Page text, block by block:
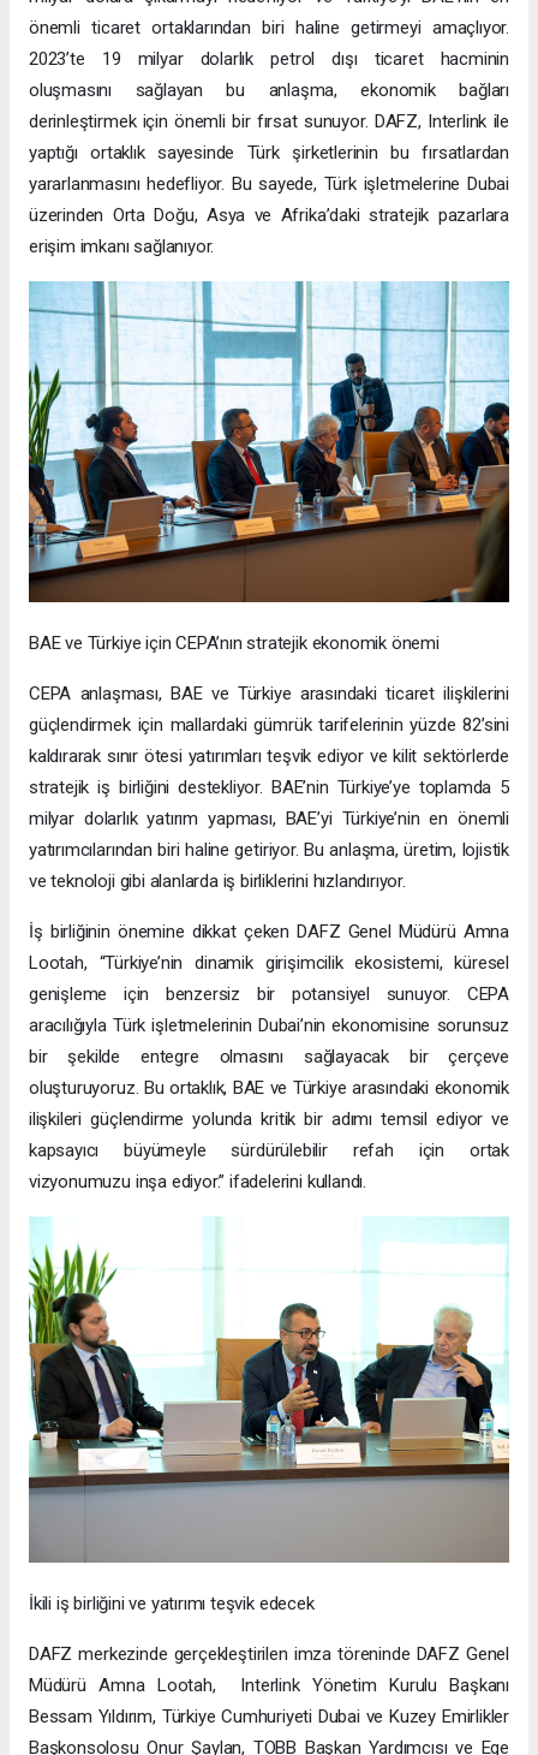
önemli ticaret ortaklarından biri haline getirmeyi amaçlıyor.
2023’te 19 milyar dolarlık petrol dışı ticaret hacminin
oluşmasını sağlayan bu anlaşma, ekonomik bağları
derinleştirmek için önemli bir fırsat sunuyor. DAFZ, Interlink ile
yaptığı ortaklık sayesinde Türk şirketlerinin bu fırsatlardan
yararlanmasını hedefliyor. Bu sayede, Türk işletmelerine Dubai
üzerinden Orta Doğu, Asya ve Afrika’daki stratejik pazarlara
erişim imkanı sağlanıyor.
BAE ve Türkiye için CEPA’nın stratejik ekonomik önemi
CEPA anlaşması, BAE ve Türkiye arasındaki ticaret ilişkilerini
güçlendirmek için mallardaki gümrük tarifelerinin yüzde 82’sini
kaldırarak sınır ötesi yatırımları teşvik ediyor ve kilit sektörlerde
stratejik iş birliğini destekliyor. BAE’nin Türkiye’ye toplamda 5
milyar dolarlık yatırım yapması, BAE’yi Türkiye’nin en önemli
yatırımcılarından biri haline getiriyor. Bu anlaşma, üretim, lojistik
ve teknoloji gibi alanlarda iş birliklerini hızlandırıyor.
İş birliğinin önemine dikkat çeken DAFZ Genel Müdürü Amna
Lootah, “Türkiye’nin dinamik girişimcilik ekosistemi, küresel
genişleme için benzersiz bir potansiyel sunuyor. CEPA
aracılığıyla Türk işletmelerinin Dubai’nin ekonomisine sorunsuz
bir şekilde entegre olmasını sağlayacak bir çerçeve
oluşturuyoruz. Bu ortaklık, BAE ve Türkiye arasındaki ekonomik
ilişkileri güçlendirme yolunda kritik bir adımı temsil ediyor ve
kapsayıcı büyümeyle sürdürülebilir refah için ortak
vizyonumuzu inşa ediyor.” ifadelerini kullandı.
İkili iş birliğini ve yatırımı teşvik edecek
DAFZ merkezinde gerçekleştirilen imza töreninde DAFZ Genel
Müdürü Amna Lootah, Interlink Yönetim Kurulu Başkanı
Bessam Yıldırım, Türkiye Cumhuriyeti Dubai ve Kuzey Emirlikler
Başkonsolosu Onur Şaylan, TOBB Başkan Yardımcısı ve Ege